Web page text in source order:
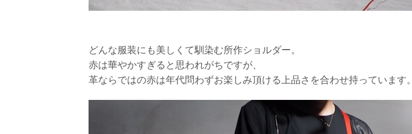
どんな服装にも美しくて馴染む所作ショルダー。
赤は華やかすぎると思われがちですが、
革ならではの赤は年代問わずお楽しみ頂ける上品さを合わせ持っています。